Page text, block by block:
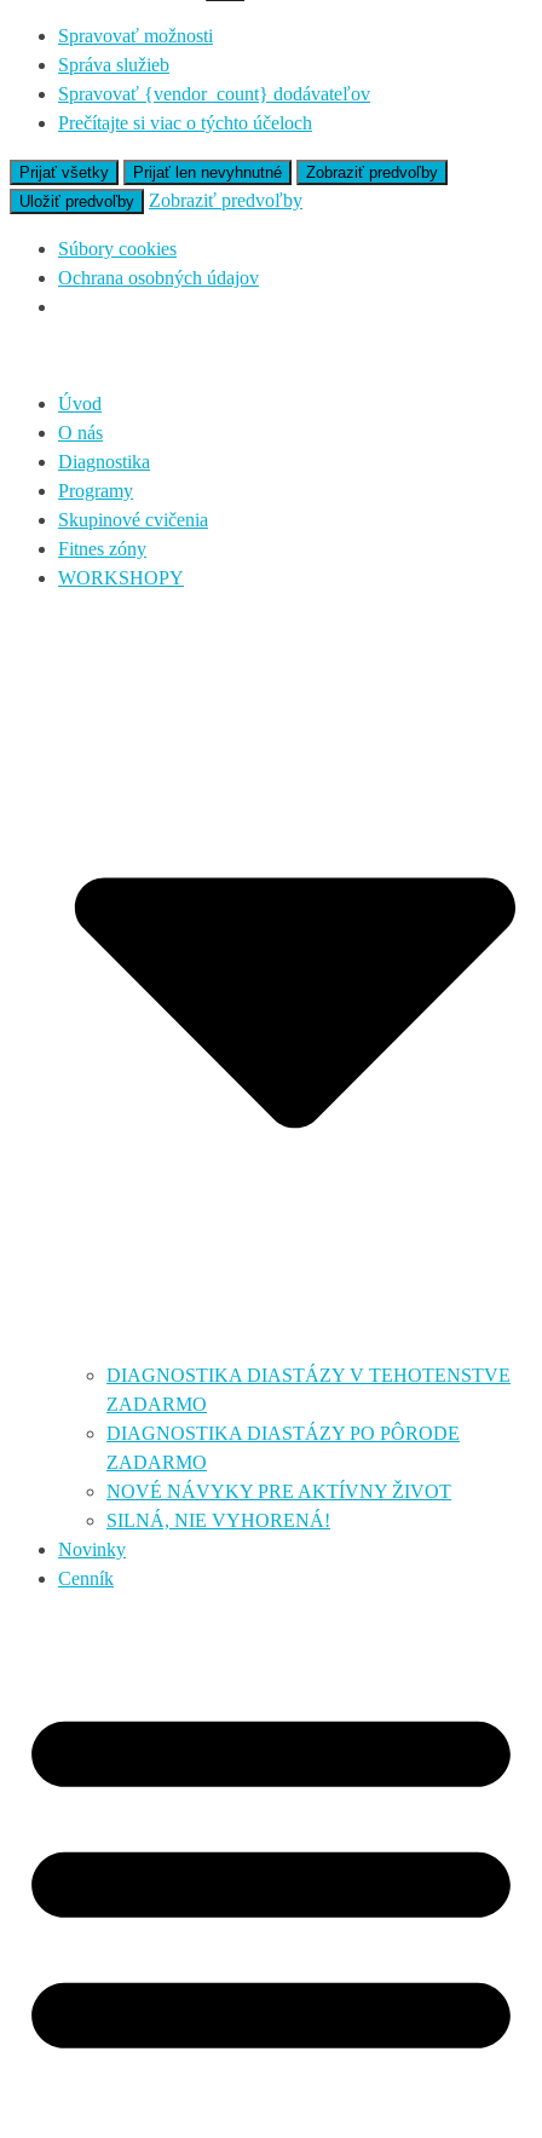
Spravovať možnosti
Správa služieb
Spravovať {vendor_count} dodávateľov
Prečítajte si viac o týchto účeloch
Prijať všetky Prijať len nevyhnutné
Zobraziť predvoľby
Uložiť predvoľby
Zobraziť predvoľby
Súbory cookies
Ochrana osobných údajov
Úvod
O nás
Diagnostika
Programy
Skupinové cvičenia
Fitnes zóny
WORKSHOPY
DIAGNOSTIKA DIASTÁZY V TEHOTENSTVE
ZADARMO
DIAGNOSTIKA DIASTÁZY PO PÔRODE
ZADARMO
NOVÉ NÁVYKY PRE AKTÍVNY ŽIVOT
SILNÁ, NIE VYHORENÁ!
Novinky
Cenník